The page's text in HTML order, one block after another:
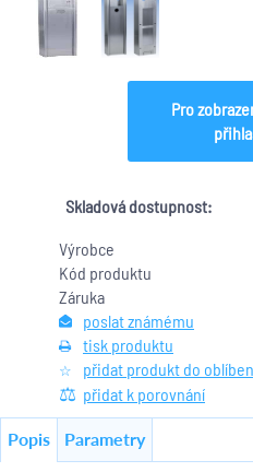
Výrobce
Kód produktu
Záruka
poslat známému
tisk produktu
přidat produkt do
přidat k porovnání
Pro
Skladová dostupnost:
Popis Parametry